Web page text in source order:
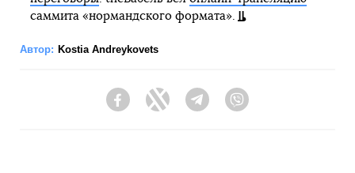
саммита «нормандского формата».
Автор: Kostia Andreykovets
FacebookTwitter Telegram